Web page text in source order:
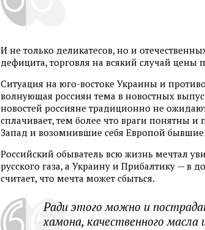
И не только деликатесов, но и
дефицита, торговля на всякий случай цены
Ситуация на юго-востоке Украины и
волнующая россиян тема в новостных
новостей россияне традиционно не
сплачивает, тем более что враги понятны
Запад и возомнившие себя Европой
Российский обыватель всю жизнь мечтал
русского газа, а Украину и Прибалтику — в
считает, что мечта может сбыться.
Ради этого можно и
хамона, качественного масла